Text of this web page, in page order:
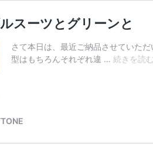
スーツとグリーンと
さて本日は、最近ご納品させていた
型はもちろんそれぞれ違 … 続きを読